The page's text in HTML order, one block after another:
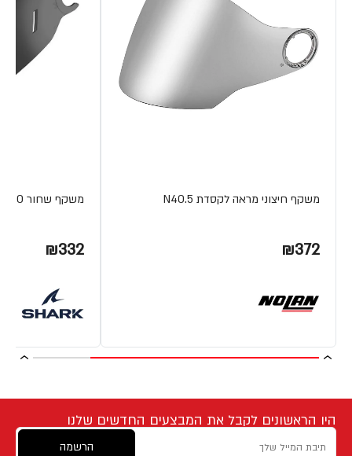
משקף חיצוני מראה לקסדת N40.5
₪372
משקף שחור CITYCRUISER VZ260 מבית SHARK
₪332
היו הראשונים לקבל את המבצעים החדשים שלנו
הרשמה